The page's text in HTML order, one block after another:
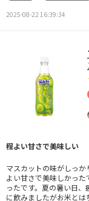
2025-08-22 16:39:34
程よい甘さで美味しい
マスカットの味がしっ
よい甘さで美味しかっ
ったです。夏の暑い日
に飲みましたがお米と